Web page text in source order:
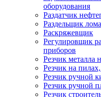
оборудования
Раздатчик
Раздельщик
Раскряжевщик
Регулировщик
приборов
Резчик металла
Резчик на
Резчик ручной
Резчик ручной
Резчик